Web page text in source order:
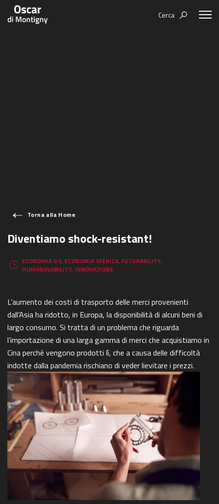
Cerca
Torna alla Home
Diventiamo shock-resistant!
ECONOMIA 0.0, ECONOMIA SFERICA, FUTURABILITY,
HUMANOVABILITY, INNOVAZIONE
L’aumento dei costi di trasporto delle merci provenienti
dall’Asia ha ridotto, in Europa, la disponibilità di alcuni beni di
largo consumo. Si tratta di un problema che riguarda
l’importazione di una larga gamma di merci che acquistiamo in
Cina perché vengono prodotti lì, che a causa delle difficoltà
indotte dalla pandemia rischiano di veder lievitare i prezzi.